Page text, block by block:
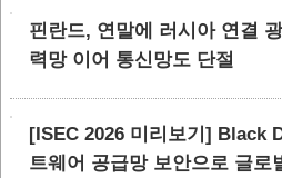
핀란드, 연말에 러시아 연결
력망 이어 통신망도 단절
[ISEC 2026 미리보기] Black
트웨어 공급망 보안으로 글로